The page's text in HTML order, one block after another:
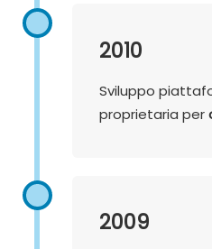
2010
Sviluppo
proprietaria per
2009